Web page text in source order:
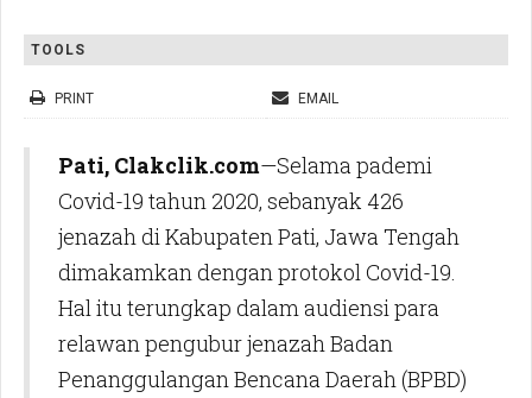
TOOLS
PRINT EMAIL
Pati, Clakclik.com—Selama pademi
Covid-19 tahun 2020, sebanyak 426
jenazah di Kabupaten Pati, Jawa Tengah
dimakamkan dengan protokol Covid-19.
Hal itu terungkap dalam audiensi para
relawan pengubur jenazah Badan
Penanggulangan Bencana Daerah (BPBD)